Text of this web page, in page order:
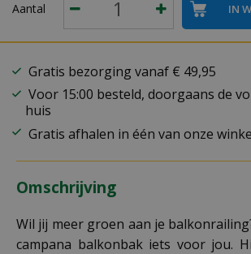
Aantal
Gratis bezorging vanaf € 49,95
Voor 15:00 besteld, doorgaans de
huis
Gratis afhalen in één van onze
Omschrijving
Wil jij meer groen aan je
campana balkonbak iets voor jou.